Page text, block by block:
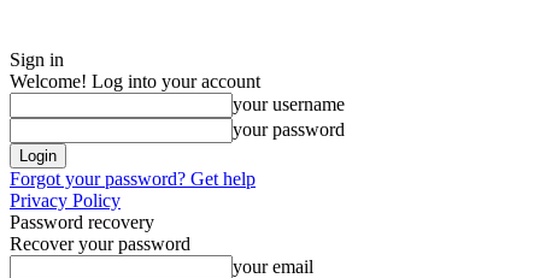
Sign in
Welcome! Log into your account
your username
your password
Forgot your password? Get help
Privacy Policy
Password recovery
Recover your password
your email